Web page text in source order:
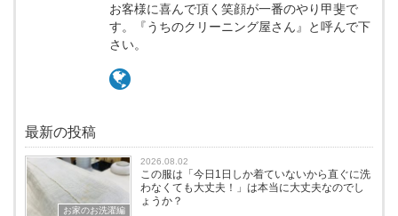
お客様に喜んで頂く笑顔が一番のやり甲斐で
す。『うちのクリーニング屋さん』と呼んで下
さい。
最新の投稿
お家のお洗濯編
2026.08.02
この服は「今日1日しか着ていないから直ぐに洗
わなくても大丈夫！」は本当に大丈夫なのでし
ょうか？